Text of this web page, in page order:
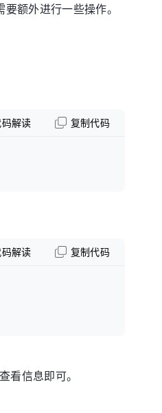
额外进行一些操作。
码解读 复制代码
码解读 复制代码
看信息即可。